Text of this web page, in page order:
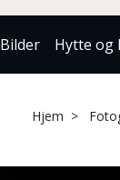
Bilder Hytte og
Hjem